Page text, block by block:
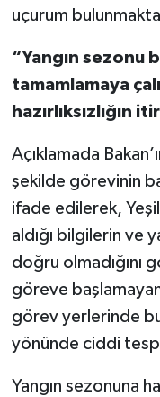
uçurum
“Yangın sezonu
tamamlamaya
hazırlıksızlığın
Açıklamada
şekilde görevinin
ifade edilerek,
aldığı bilgilerin ve
doğru olmadığını
göreve
görev yerlerinde
yönünde ciddi
Yangın sezonuna